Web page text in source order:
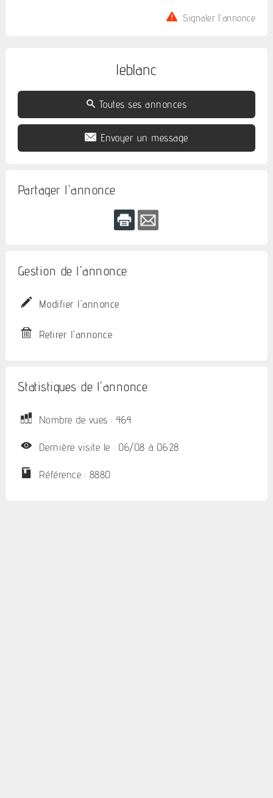
Signaler l'annonce
leblanc
Toutes ses annonces
Envoyer un message
Partager l'annonce
Gestion de l'annonce
Modifier l'annonce
Retirer l'annonce
Statistiques de l'annonce
Nombre de vues : 464
Dernière visite le : 06/08 à 06:28
Référence : 8880